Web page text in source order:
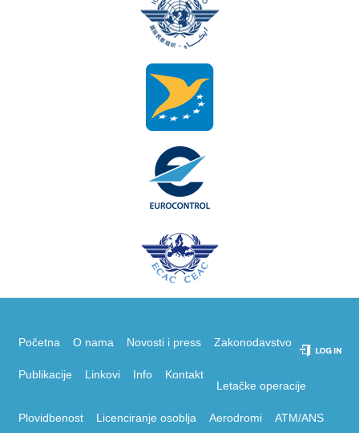
Početna O nama Novosti i press Zakonodavstvo
Publikacije Linkovi Info
Kontakt
Letačke operacije
Plovidbenost Licenciranje osoblja Aerodromi ATM/ANS